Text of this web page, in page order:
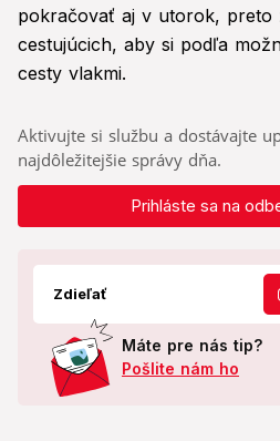
pokračovať aj v utorok, preto
cestujúcich, aby si podľa
cesty vlakmi.
Aktivujte si službu a dostávajte
najdôležitejšie správy dňa.
Prihláste sa na
Zdieľať
Máte pre nás tip?
Pošlite nám ho